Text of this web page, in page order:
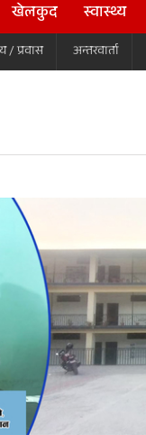
खेलकुद स्वास्थ्य
/ प्रवास अन्तरवार्ता